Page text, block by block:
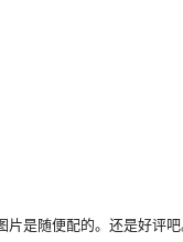
是随便配的。还是好评吧